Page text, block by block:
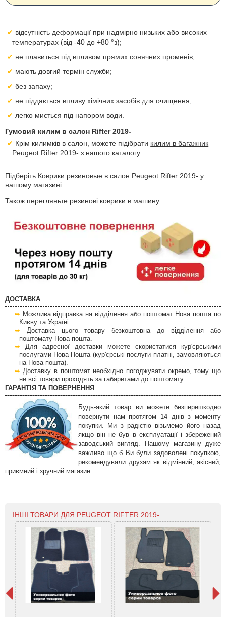
відсутність деформації при надмірно низьких або високих
температурах (від -40 до +80 °з);
не плавиться під впливом прямих сонячних променів;
мають довгий термін служби;
без запаху;
не піддається впливу хімічних засобів для очищення;
легко миється під напором води.
Гумовий килим в салон Rifter 2019-
Крім килимків в салон, можете підібрати килим в багажник
Peugeot Rifter 2019- з нашого каталогу
Підберіть Коврики резиновые в салон Peugeot Rifter 2019- у
нашому магазині.
Також перегляньте резинові коврики в машину.
ДОСТАВКА
Можлива відправка на відділення або поштомат Нова пошта по
Києву та Україні.
Доставка цього товару безкоштовна до відділення або
поштомату Нова пошта.
Для адресної доставки можете скористатися кур'єрськими
послугами Нова Пошта (кур'єрські послуги платні, замовляються
на Нова пошта).
Доставку в поштомат необхідно погоджувати окремо, тому що
не всі товари проходять за габаритами до поштомату.
ГАРАНТІЯ ТА ПОВЕРНЕННЯ
Будь-який товар ви можете безперешкодно
повернути нам протягом 14 днів з моменту
покупки. Ми з радістю візьмемо його назад
якщо він не був в експлуатації і збережений
заводський вигляд. Нашому магазину дуже
важливо що б Ви були задоволені покупкою,
рекомендували друзям як відмінний, якісний,
приємний і зручний магазин.
ІНШІ ТОВАРИ ДЛЯ PEUGEOT RIFTER 2019- :